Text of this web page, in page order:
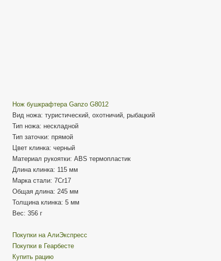
Нож бушкрафтера Ganzo G8012
Вид ножа: туристический, охотничий, рыбацкий
Тип ножа: нескладной
Тип заточки: прямой
Цвет клинка: черный
Материал рукоятки: ABS термопластик
Длина клинка: 115 мм
Марка стали: 7Cr17
Общая длина: 245 мм
Толщина клинка: 5 мм
Вес: 356 г
Покупки на АлиЭкспресс
Покупки в Геарбесте
Купить рацию